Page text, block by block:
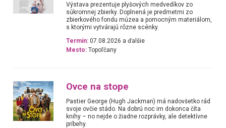
Výstava prezentuje plyšových medvedíkov zo
súkromnej zbierky. Doplnená je predmetmi zo
zbierkového fondu múzea a pomocným materiálom,
s ktorými vytvárajú rôzne scénky.
Termín: 07.08.2026 a ďalšie
Mesto: Topoľčany
Ovce na stope
Pastier George (Hugh Jackman) má nadovšetko rád
svoje ovčie stádo. Na dobrú noc im dokonca číta
knihy – no nejde o žiadne rozprávky, ale detektívne
príbehy.